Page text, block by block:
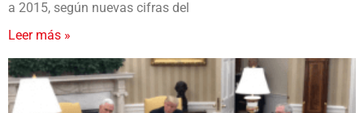
a 2015, según nuevas cifras del
Leer más »